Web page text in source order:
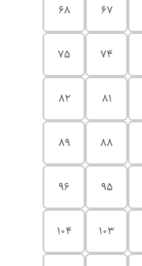
67
68
74
75
81
82
88
89
95
96
103
104